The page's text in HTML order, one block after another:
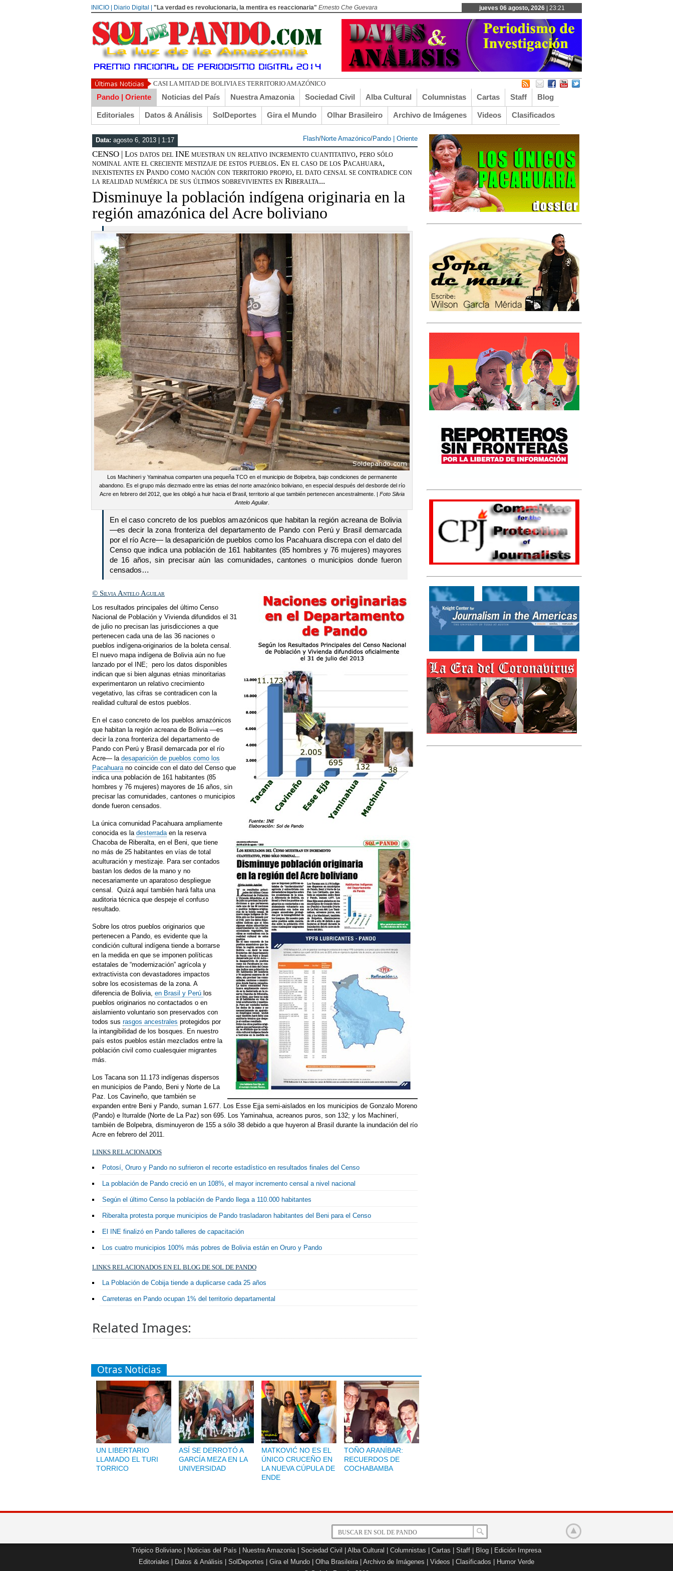
INICIO | Diario Digital | "La verdad es revolucionaria, la mentira es reaccionaria" Ernesto Che Guevara jueves 06 agosto, 2026| 23:21
UN LIBERTARIO
Pando | Oriente Noticias del País Nuestra Amazonia Sociedad Civil Alba Cultural Columnistas Cartas Staff Blog
Editoriales Datos & Análisis SolDeportes Gira el Mundo Olhar Brasileiro Archivo de Imágenes Videos Clasificados
Data: agosto 6, 2013 | 1:17 Flash/Norte Amazónico/Pando | Oriente
CENSO | Los datos del INE muestran un relativo incremento cuantitativo, pero sólo
nominal ante el creciente mestizaje de estos pueblos. En el caso de los Pacahuara,
inexistentes en Pando como nación con territorio propio, el dato censal se contradice con
la realidad numérica de sus últimos sobrevivientes en Riberalta...
Disminuye la población indígena originaria en la
región amazónica del Acre boliviano
Los Machineri y Yaminahua comparten una pequeña TCO en el municipio de Bolpebra, bajo condiciones de permanente
abandono. Es el grupo más diezmado entre las etnias del norte amazónico boliviano, en especial después del desborde del río
Acre en febrero del 2012, que les obligó a huir hacia el Brasil, territorio al que también pertenecen ancestralmente. | Foto Silvia
Antelo Aguilar.
En el caso concreto de los pueblos amazónicos que habitan la región acreana de Bolivia
—es decir la zona fronteriza del departamento de Pando con Perú y Brasil demarcada
por el río Acre— la desaparición de pueblos como los Pacahuara discrepa con el dato del
Censo que indica una población de 161 habitantes (85 hombres y 76 mujeres) mayores
de 16 años, sin precisar aún las comunidades, cantones o municipios donde fueron
censados…
© Silvia Antelo Aguilar
Los resultados principales del último Censo
Nacional de Población y Vivienda difundidos el 31
de julio no precisan las jurisdicciones a que
pertenecen cada una de las 36 naciones o
pueblos indígena-originarios de la boleta censal.
El nuevo mapa indígena de Bolivia aún no fue
lanzado por el INE; pero los datos disponibles
indican que si bien algunas etnias minoritarias
experimentaron un relativo crecimiento
vegetativo, las cifras se contradicen con la
realidad cultural de estos pueblos.
En el caso concreto de los pueblos amazónicos
que habitan la región acreana de Bolivia —es
decir la zona fronteriza del departamento de
Pando con Perú y Brasil demarcada por el río
Acre— la desaparición de pueblos como los
Pacahuarano coincide con el dato del Censo que
indica una población de 161 habitantes (85
hombres y 76 mujeres) mayores de 16 años, sin
precisar las comunidades, cantones o municipios
donde fueron censados.
La única comunidad Pacahuara ampliamente
conocida es la desterradaen la reserva
Chacoba de Riberalta, en el Beni, que tiene
no más de 25 habitantes en vías de total
aculturación y mestizaje. Para ser contados
bastan los dedos de la mano y no
necesariamente un aparatoso despliegue
censal. Quizá aquí también hará falta una
auditoria técnica que despeje el confuso
resultado.
Sobre los otros pueblos originarios que
pertenecen a Pando, es evidente que la
condición cultural indígena tiende a borrarse
en la medida en que se imponen políticas
estatales de “modernización” agrícola y
extractivista con devastadores impactos
sobre los ecosistemas de la zona. A
diferencia de Bolivia, en Brasil y Perú los
pueblos originarios no contactados o en
aislamiento voluntario son preservados con
todos sus rasgos ancestrales protegidos por
la intangibilidad de los bosques. En nuestro
país estos pueblos están mezclados entre la
población civil como cualesquier migrantes
más.
Los Tacana son 11.173 indígenas dispersos
en municipios de Pando, Beni y Norte de La
Paz. Los Cavineño, que también se
expanden entre Beni y Pando, suman 1.677. Los Esse Ejja semi-aislados en los municipios de Gonzalo Moreno
(Pando) e Iturralde (Norte de La Paz) son 695. Los Yaminahua, acreanos puros, son 132; y los Machinerí,
también de Bolpebra, disminuyeron de 155 a sólo 38 debido a que huyeron al Brasil durante la inundación del río
Acre en febrero del 2011.
LINKS RELACIONADOS
Potosí, Oruro y Pando no sufrieron el recorte estadístico en resultados finales del Censo
La población de Pando creció en un 108%, el mayor incremento censal a nivel nacional
Según el último Censo la población de Pando llega a 110.000 habitantes
Riberalta protesta porque municipios de Pando trasladaron habitantes del Beni para el Censo
El INE finalizó en Pando talleres de capacitación
Los cuatro municipios 100% más pobres de Bolivia están en Oruro y Pando
LINKS RELACIONADOS EN EL BLOG DE SOL DE PANDO
La Población de Cobija tiende a duplicarse cada 25 años
Carreteras en Pando ocupan 1% del territorio departamental
Related Images:
Otras Noticias
UN LIBERTARIO
LLAMADO EL TURI
TORRICO
ASÍ SE DERROTÓ A
GARCÍA MEZA EN LA
UNIVERSIDAD
MATKOVIĆ NO ES EL
ÚNICO CRUCEÑO EN
LA NUEVA CÚPULA DE
ENDE
TOÑO ARANÍBAR:
RECUERDOS DE
COCHABAMBA
Trópico Boliviano Noticias del País Nuestra Amazonia| Sociedad Civil Alba Cultural Columnistas Cartas Staff Blog
Edición Impresa
Editoriales
Datos & Análisis SolDeportes Gira el Mundo Olha Brasileira| Archivo de Imágenes Videos Clasificados
Humor Verde